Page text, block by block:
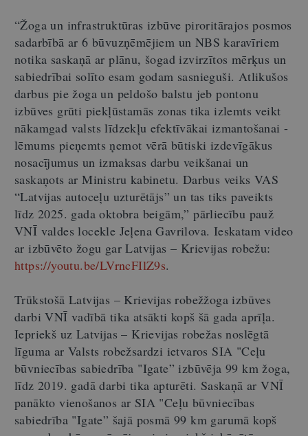
“Žoga un infrastruktūras izbūve piroritārajos posmos
sadarbībā ar 6 būvuzņēmējiem un NBS karavīriem
notika saskaņā ar plānu, šogad izvirzītos mērķus un
sabiedrībai solīto esam godam sasnieguši. Atlikušos
darbus pie žoga un peldošo balstu jeb pontonu
izbūves grūti piekļūstamās zonas tika izlemts veikt
nākamgad valsts līdzekļu efektīvākai izmantošanai -
lēmums pieņemts ņemot vērā būtiski izdevīgākus
nosacījumus un izmaksas darbu veikšanai un
saskaņots ar Ministru kabinetu. Darbus veiks VAS
“Latvijas autoceļu uzturētājs” un tas tiks paveikts
līdz 2025. gada oktobra beigām,” pārliecību pauž
VNĪ valdes locekle Jeļena Gavrilova. Ieskatam video
ar izbūvēto žogu gar Latvijas – Krievijas robežu:
https://youtu.be/LVrncFIlZ9s.
Trūkstošā Latvijas – Krievijas robežžoga izbūves
darbi VNĪ vadībā tika atsākti kopš šā gada aprīļa.
Iepriekš uz Latvijas – Krievijas robežas noslēgtā
līguma ar Valsts robežsardzi ietvaros SIA "Ceļu
būvniecības sabiedrība "Igate” izbūvēja 99 km žoga,
līdz 2019. gadā darbi tika apturēti. Saskaņā ar VNĪ
panākto vienošanos ar SIA "Ceļu būvniecības
sabiedrība "Igate” šajā posmā 99 km garumā kopš